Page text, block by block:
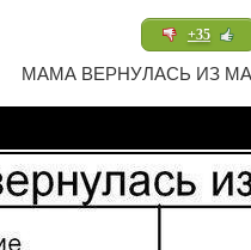
+35
МАМА ВЕРНУЛАСЬ ИЗ